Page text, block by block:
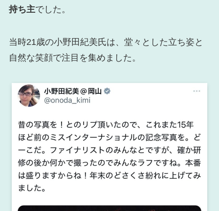
持ち主でした。
当時21歳の小野田紀美氏は、堂々とした立ち姿と
自然な笑顔で注目を集めました。